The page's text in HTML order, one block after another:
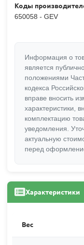
Коды
650058 - GEV
Информация о
является
положениями
кодекса
вправе вносить
характеристики,
комплектацию
уведомления.
актуальную
перед
Характеристики
Вес